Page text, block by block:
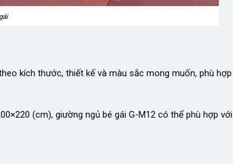
kích thước, thiết kế và màu sắc mong muốn, phù hợp
(cm), giường ngủ bé gái G-M12 có thể phù hợp với